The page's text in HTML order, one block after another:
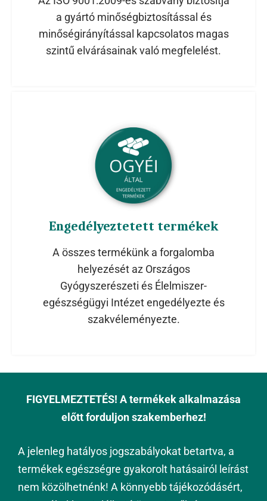
a gyártó minőségbiztosítással és
minőségirányítással kapcsolatos magas
szintű elvárásainak való megfelelést.
Engedélyeztetett termékek
A összes termékünk a forgalomba
helyezését az Országos
Gyógyszerészeti és Élelmiszer-
egészségügyi Intézet engedélyezte és
szakvéleményezte.
FIGYELMEZTETÉS! A termékek alkalmazása
előtt forduljon szakemberhez!
A jelenleg hatályos jogszabályokat betartva, a
termékek egészségre gyakorolt hatásairól leírást
nem közölhetnénk! A könnyebb tájékozódásért,